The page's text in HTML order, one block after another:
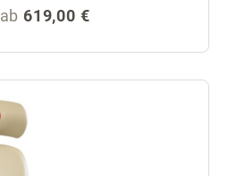
Regulärer Preis:
ab 619,00 €